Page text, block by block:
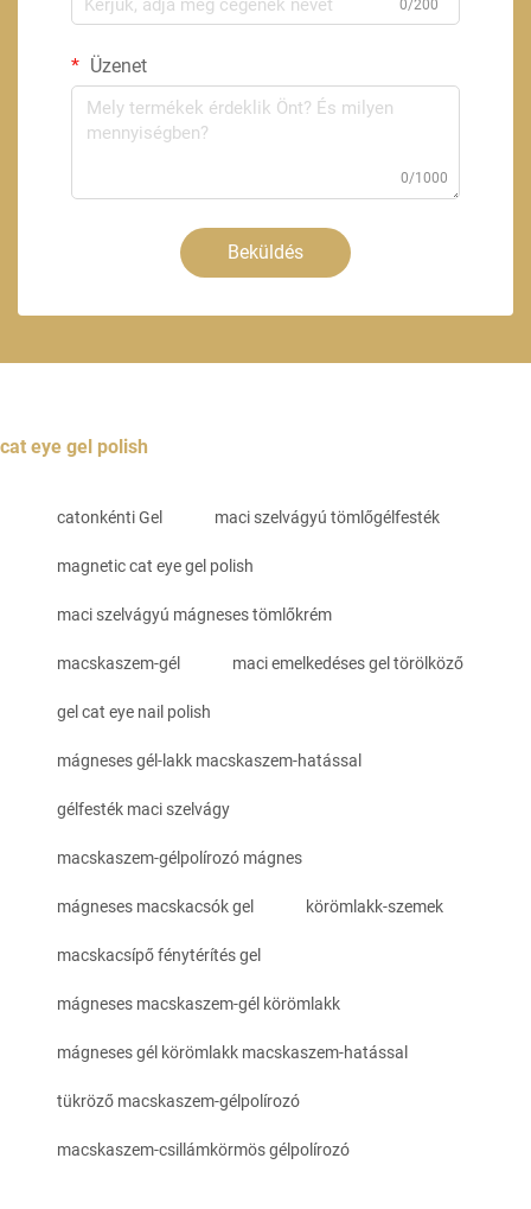
0/200
Üzenet
0/1000
Beküldés
cat eye gel polish
catonkénti Gel maci szelvágyú tömlőgélfesték
magnetic cat eye gel polish
maci szelvágyú mágneses tömlőkrém
macskaszem-gél maci emelkedéses gel törölköző
gel cat eye nail polish
mágneses gél-lakk macskaszem-hatással
gélfesték maci szelvágy
macskaszem-gélpolírozó mágnes
mágneses macskacsók gel körömlakk-szemek
macskacsípő fénytérítés gel
mágneses macskaszem-gél körömlakk
mágneses gél körömlakk macskaszem-hatással
tükröző macskaszem-gélpolírozó
macskaszem-csillámkörmös gélpolírozó